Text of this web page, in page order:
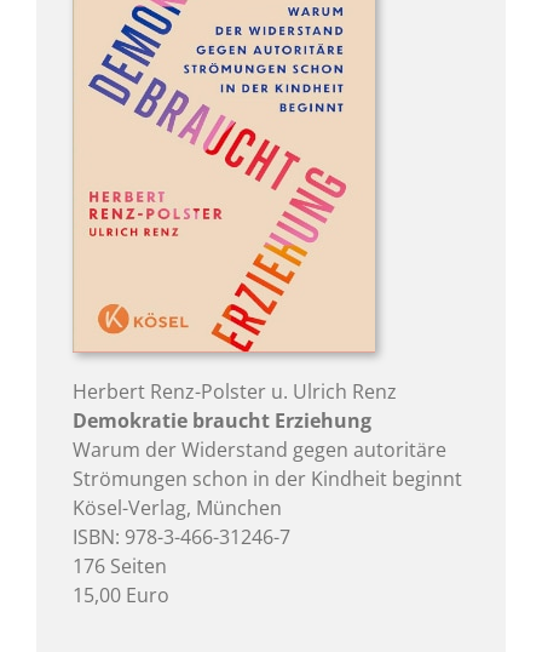
Herbert Renz-Polster u. Ulrich Renz
Demokratie braucht Erziehung
Warum der Widerstand gegen autoritäre
Strömungen schon in der Kindheit beginnt
Kösel-Verlag, München
ISBN: 978-3-466-31246-7
176 Seiten
15,00 Euro